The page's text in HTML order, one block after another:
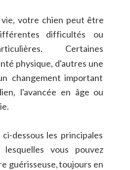
vie, votre chien peut être
difficultés
ou
Certaines
physique, d'autres une
changement important
l'avancée en âge ou
ci-dessous les principales
lesquelles vous
pouvez
guérisseuse,toujours en